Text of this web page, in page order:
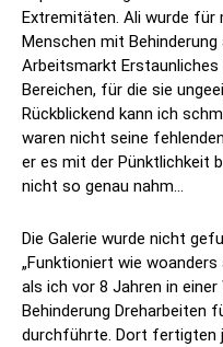
Extremitäten. Ali wurde für
Menschen mit
Arbeitsmarkt
Bereichen, für die sie
Rückblickend kann ich
waren nicht seine
er es mit der Pünktlichkeit
nicht so genau nahm…
Die Galerie wurde nicht
„Funktioniert wie
als ich vor 8 Jahren in
Behinderung Dreharbeiten
durchführte. Dort fertigten